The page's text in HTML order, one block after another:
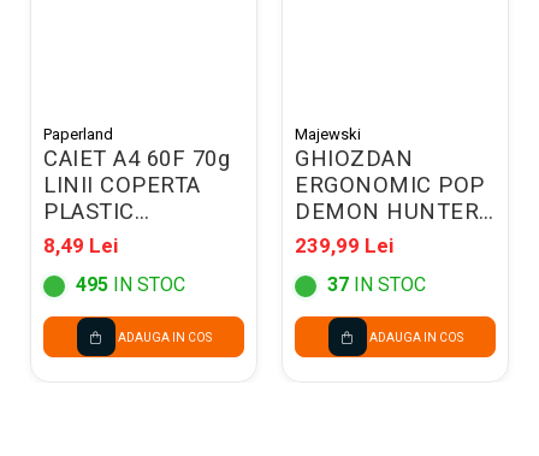
Paperland
CAIET A4 60F 70g
LINII COPERTA
PLASTIC
ALBASTRU
24000271-04
8,49 Lei
495 IN STOC
ADAUGA IN COS
Majewski
GHIOZDAN
ERGONOMIC POP
DEMON HUNTERS
VIOLET 304774
239,99 Lei
37 IN STOC
ADAUGA IN COS